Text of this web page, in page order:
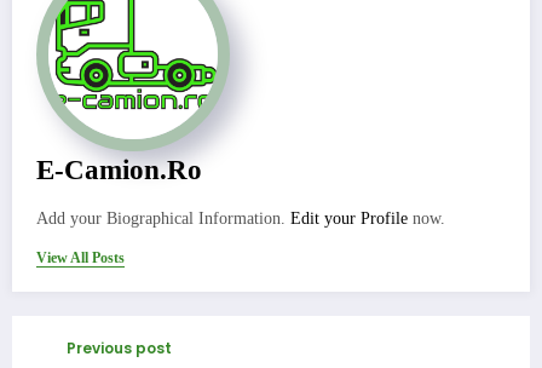
E-Camion.ro
Add your Biographical Information. Edit your Profile now.
View All Posts
Previous post